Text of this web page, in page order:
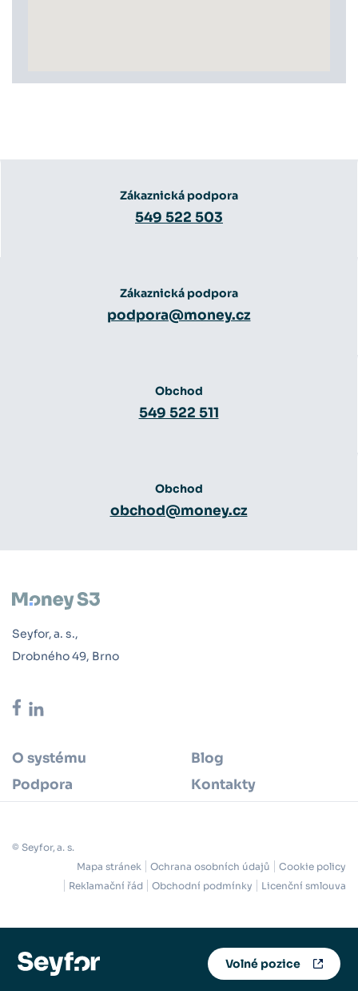
Zákaznická podpora
549 522 503
Zákaznická podpora
podpora@money.cz
Obchod
549 522 511
Obchod
obchod@money.cz
Seyfor, a. s.,
Drobného 49, Brno
O systému
Blog
Podpora
Kontakty
© Seyfor, a. s.
Mapa stránek
Ochrana osobních údajů
Cookie policy
Reklamační řád
Obchodní podmínky Licenční smlouva
Volné pozice